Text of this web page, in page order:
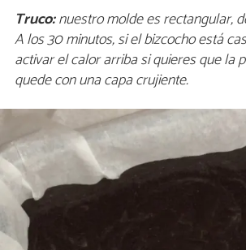
Truco:nuestro molde es rectangular,
A los 30 minutos, si el bizcocho está
activar el calor arriba si quieres que la
quede con una capa crujiente.